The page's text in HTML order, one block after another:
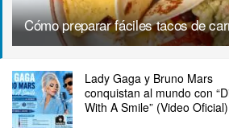
Cómo preparar fáciles tacos de
Lady Gaga y Bruno Mars
conquistan al mundo con
With A Smile” (Video Oficial)